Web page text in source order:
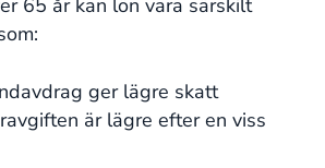
65 år kan lön vara särskilt
ger lägre skatt
är lägre efter en viss